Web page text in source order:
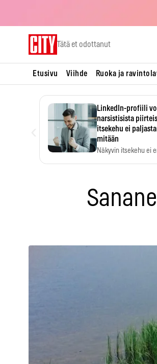
Tätä et odottanut
Etusivu Viihde Ruoka ja
LinkedIn-profiili
narsistisista
itsekehu ei
mitään
Näkyvin itsekehu ei